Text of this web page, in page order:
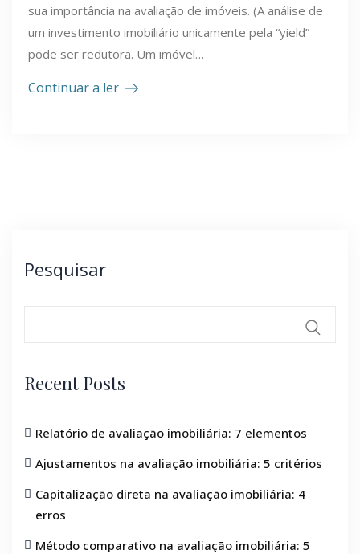
sua importância na avaliação de imóveis. (A análise de
um investimento imobiliário unicamente pela “yield”
pode ser redutora. Um imóvel…
Continuar a ler
Pesquisar
Recent Posts
Relatório de avaliação imobiliária: 7 elementos
Ajustamentos na avaliação imobiliária: 5 critérios
Capitalização direta na avaliação imobiliária: 4
erros
Método comparativo na avaliação imobiliária: 5